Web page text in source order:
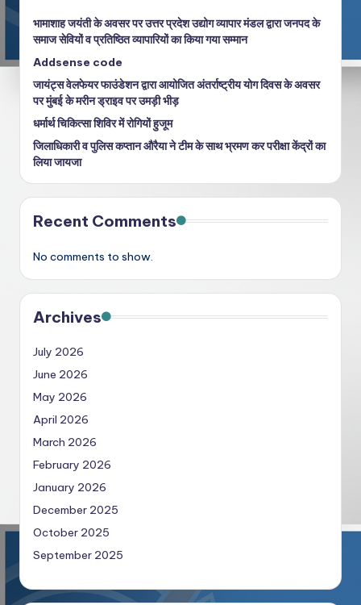
भामाशाह जयंती के अवसर पर उत्तर प्रदेश उद्योग व्यापार मंडल द्वारा जनपद के
समाज सेवियों व प्रतिष्ठित व्यापारियों का किया गया सम्मान
Addsense code
जायंट्स वेलफेयर फाउंडेशन द्वारा आयोजित अंतर्राष्ट्रीय योग दिवस के अवसर
पर मुंबई के मरीन ड्राइव पर उमड़ी भीड़
धर्मार्थ चिकित्सा शिविर में रोगियों हुजूम
जिलाधिकारी व पुलिस कप्तान औरैया ने टीम के साथ भ्रमण कर परीक्षा केंद्रों का
लिया जायजा
Recent Comments
No comments to show.
Archives
July 2026
June 2026
May 2026
April 2026
March 2026
February 2026
January 2026
December 2025
October 2025
September 2025